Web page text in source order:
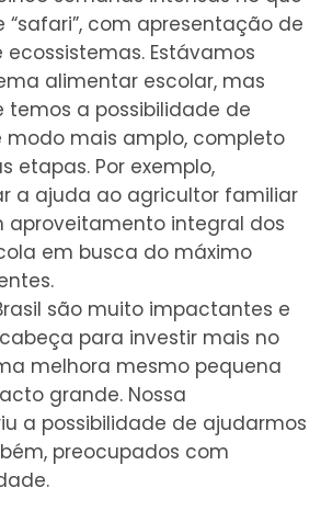
com apresentação de
ecossistemas. Estávamos
alimentar escolar, mas
temos a possibilidade de
modo mais amplo, completo
etapas. Por exemplo,
a ajuda ao agricultor familiar
aproveitamento integral dos
em busca do máximo
são muito impactantes e
para investir mais no
melhora mesmo pequena
grande. Nossa
a possibilidade de ajudarmos
preocupados com